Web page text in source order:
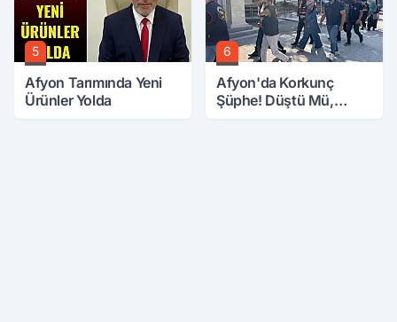
5
Afyon Tarımında Yeni
Ürünler Yolda
6
Afyon'da Korkunç
Şüphe! Düştü Mü,